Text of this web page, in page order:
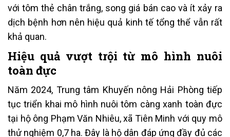
với tôm thẻ chân trắng, song giá bán cao và ít xảy ra
dịch bệnh hơn nên hiệu quả kinh tế tổng thể vẫn rất
khả quan.
Hiệu quả vượt trội từ mô hình nuôi
toàn đực
Năm 2024, Trung tâm Khuyến nông Hải Phòng tiếp
tục triển khai mô hình nuôi tôm càng xanh toàn đực
tại hộ ông Phạm Văn Nhiêu, xã Tiên Minh với quy mô
thử nghiệm 0,7 ha. Đây là hộ dân đáp ứng đầy đủ các